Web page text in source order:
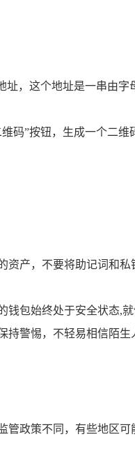
址，这个地址是一串由
码”按钮，生成一个二
产，不要将助记词和
包始终处于安全状态,就
警惕，不轻易相信陌
管政策不同，有些地区